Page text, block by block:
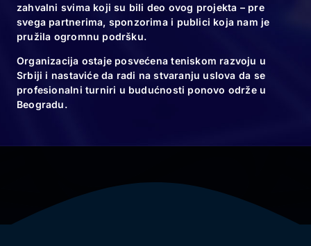
#BELGRADEOPEN2024 | #BO2024
KUPITE KARTE
zahvalni svima koji su bili deo ovog projekta – pre
svega partnerima, sponzorima i publici koja nam je
pružila ogromnu podršku.
Organizacija ostaje posvećena teniskom razvoju u
Srbiji i nastaviće da radi na stvaranju uslova da se
profesionalni turniri u budućnosti ponovo održe u
Beogradu.